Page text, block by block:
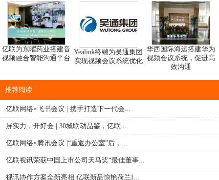
亿联为东曜药业搭建音
视频融合智能沟通平台
Yealink终端为吴通集团
实现视频会议系统优化
华西国际海运搭建华为
视频会议系统，促进高
效沟通
推荐阅读
亿联网络×飞书会议 | 携手打造下一代会...
屏实力，开好会 | 30城联动品鉴，亿联...
亿联网络×腾讯会议 |“重返办公室”后，...
亿联视讯荣获中国上市公司天马奖“最佳董事...
视讯协作方案全新亮相 亿联新品惊艳荷兰I...